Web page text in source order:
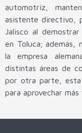
automotriz,
asistente directivo,
Jalisco al
en Toluca; además,
la empresa
distintas áreas de
por otra parte, esta
para aprovechar